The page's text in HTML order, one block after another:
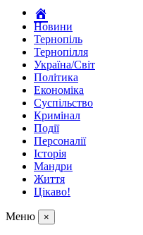
Новини
Тернопіль
Тернопілля
Україна/Світ
Політика
Економіка
Суспільство
Кримінал
Події
Персоналії
Історія
Мандри
Життя
Цікаво!
Меню ×